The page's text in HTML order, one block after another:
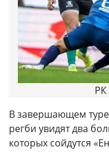
В завершающем
регби увидят два
которых сойдутся